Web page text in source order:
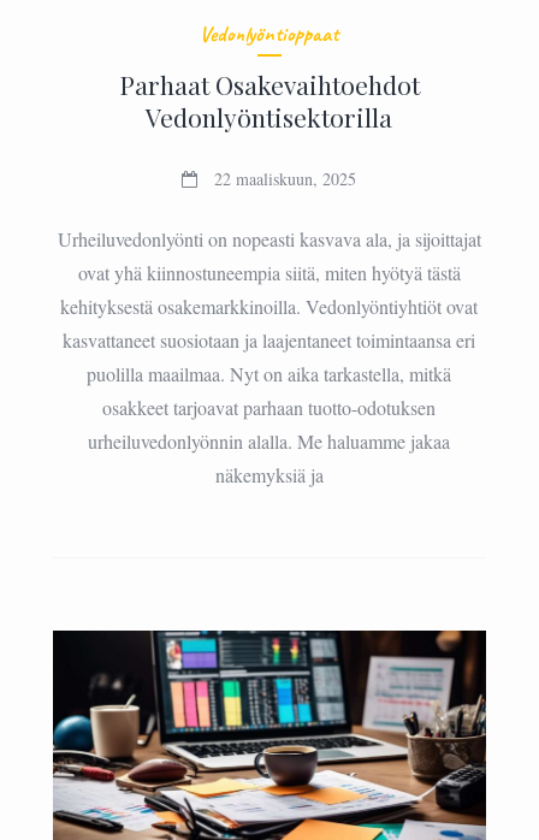
Vedonlyöntioppaat
Parhaat Osakevaihtoehdot
Vedonlyöntisektorilla
22 maaliskuun, 2025
Urheiluvedonlyönti on nopeasti kasvava ala, ja sijoittajat
ovat yhä kiinnostuneempia siitä, miten hyötyä tästä
kehityksestä osakemarkkinoilla. Vedonlyöntiyhtiöt ovat
kasvattaneet suosiotaan ja laajentaneet toimintaansa eri
puolilla maailmaa. Nyt on aika tarkastella, mitkä
osakkeet tarjoavat parhaan tuotto-odotuksen
urheiluvedonlyönnin alalla. Me haluamme jakaa
näkemyksiä ja